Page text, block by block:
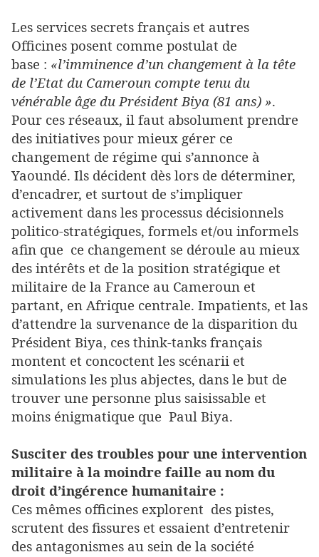
Les services secrets français et autres
Officines posent comme postulat de
base : «l’imminence d’un changement à la tête
de l’Etat du Cameroun compte tenu du
vénérable âge du Président Biya (81 ans) ».
Pour ces réseaux, il faut absolument prendre
des initiatives pour mieux gérer ce
changement de régime qui s’annonce à
Yaoundé. Ils décident dès lors de déterminer,
d’encadrer, et surtout de s’impliquer
activement dans les processus décisionnels
politico-stratégiques, formels et/ou informels
afin que ce changement se déroule au mieux
des intérêts et de la position stratégique et
militaire de la France au Cameroun et
partant, en Afrique centrale. Impatients, et las
d’attendre la survenance de la disparition du
Président Biya, ces think-tanks français
montent et concoctent les scénarii et
simulations les plus abjectes, dans le but de
trouver une personne plus saisissable et
moins énigmatique que Paul Biya.
Susciter des troubles pour une intervention
militaire à la moindre faille au nom du
droit d’ingérence humanitaire :
Ces mêmes officines explorent des pistes,
scrutent des fissures et essaient d’entretenir
des antagonismes au sein de la société